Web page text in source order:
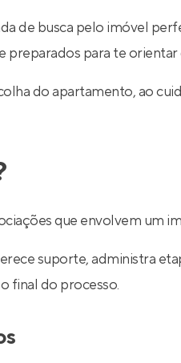
de busca pelo imóvel
para te
do apartamento, ao
que envolvem um
suporte, administra
final do processo.